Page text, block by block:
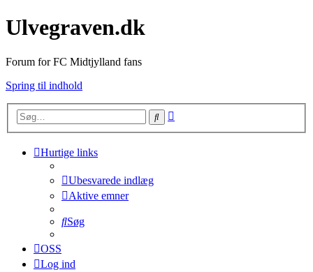
Ulvegraven.dk
Forum for FC Midtjylland fans
Spring til indhold
Søg
Hurtige links
Ubesvarede indlæg
Aktive emner
Søg
OSS
Log ind